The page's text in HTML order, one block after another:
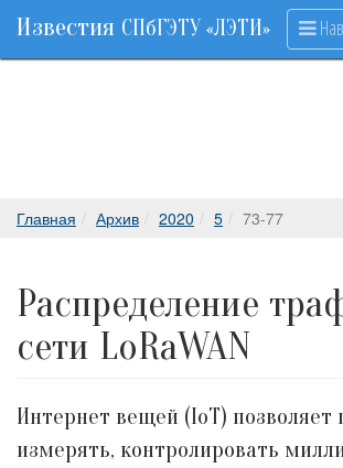
Известия СПбГЭТУ «ЛЭТИ»
Главная Архив 2020 5 73-77
Распределение
сети LoRaWAN
Интернет вещей (IoT) позволяет
измерять, контролировать